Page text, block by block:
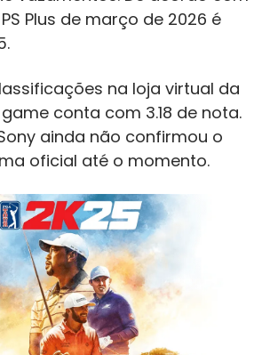
Plus de março de 2026 é
na loja virtual da
conta com 3.18 de nota.
ainda não confirmou o
oficial até o momento.